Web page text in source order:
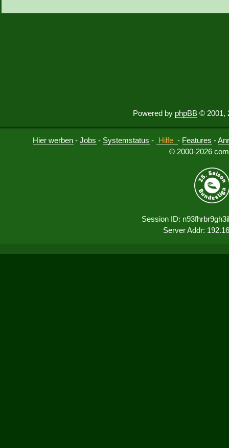
Powered by phpBB © 2001,
Hier werben -Jobs - Systemstatus - Hilfe - Features -
© 2000-2026
Session ID:
Server Addr: